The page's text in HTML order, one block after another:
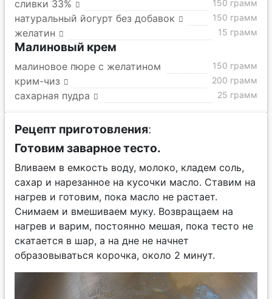
сливки 33% 150 грамм
натуральный йогурт без добавок 150 грамм
желатин 15 грамм
Малиновый крем
малиновое пюре с желатином 150 грамм
крим-чиз 200 грамм
сахарная пудра 25 грамм
Рецепт приготовления:
Готовим заварное тесто.
Вливаем в емкость воду, молоко, кладем соль,
сахар и нарезанное на кусочки масло. Ставим на
нагрев и готовим, пока масло не растает.
Снимаем и вмешиваем муку. Возвращаем на
нагрев и варим, постоянно мешая, пока тесто не
скатается в шар, а на дне не начнет
образовываться корочка, около 2 минут.